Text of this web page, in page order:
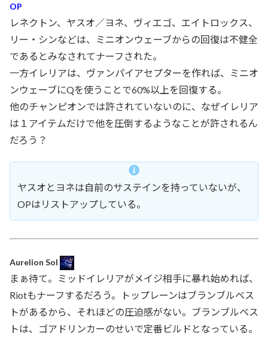
OP
レネクトン、ヤスオ／ヨネ、ヴィエゴ、エイトロックス、
リー・シンなどは、ミニオンウェーブからの回復は不健全
であるとみなされてナーフされた。
一方イレリアは、ヴァンパイアセプターを作れば、ミニオ
ンウェーブにQを使うことで60%以上を回復する。
他のチャンピオンでは許されていないのに、なぜイレリア
は１アイテムだけで他を圧倒するようなことが許されるん
だろう？
ヤスオとヨネは自前のサステインを持っていないが、
OPはリストアップしている。
Aurelion Sol
まぁ待て。ミッドイレリアがメイジ相手に暴れ始めれば、
Riotもナーフするだろう。トップレーンはブランブルベス
トがあるから、それほどの圧迫感がない。ブランブルベス
トは、ゴアドリンカーのせいで定番ビルドとなっている。